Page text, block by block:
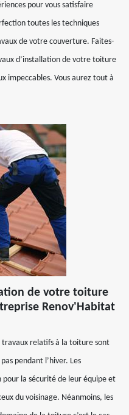
pour vous satisfaire
toutes les techniques
de votre couverture. Faites-
d’installation de votre toiture
impeccables. Vous aurez tout à
de votre toiture
Renov'Habitat
travaux relatifs à la toiture sont
pendant l’hiver. Les
pour la sécurité de leur équipe et
du voisinage. Néanmoins, les